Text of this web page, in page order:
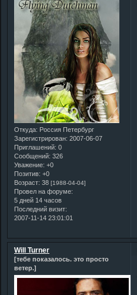
Откуда: Россия Петербург
Зарегистрирован: 2007-06-07
Приглашений: 0
Сообщений: 326
Уважение: +0
Позитив: +0
Возраст: 38 [1988-04-04]
Провел на форуме:
5 дней 14 часов
Последний визит:
2007-11-14 23:01:01
Will Turner
[тебе показалось. это просто
ветер.]